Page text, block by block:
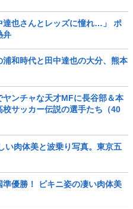
達也さんとレッズに憧れ…」 ポ
弁
浦和時代と田中達也の大分、熊本
ヤンチャな天才MFに長谷部＆本
サッカー伝説の選手たち（40
い肉体美と波乗り写真。東京五
準優勝！ ビキニ姿の凄い肉体美